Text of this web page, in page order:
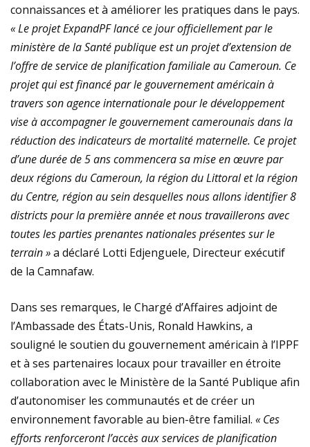
connaissances et à améliorer les pratiques dans le pays.
« Le projet ExpandPF lancé ce jour officiellement par le
ministère de la Santé publique est un projet d’extension de
l’offre de service de planification familiale au Cameroun. Ce
projet qui est financé par le gouvernement américain à
travers son agence internationale pour le développement
vise à accompagner le gouvernement camerounais dans la
réduction des indicateurs de mortalité maternelle. Ce projet
d’une durée de 5 ans commencera sa mise en œuvre par
deux régions du Cameroun, la région du Littoral et la région
du Centre, région au sein desquelles nous allons identifier 8
districts pour la première année et nous travaillerons avec
toutes les parties prenantes nationales présentes sur le
terrain »a déclaré Lotti Edjenguele, Directeur exécutif
de la Camnafaw.
Dans ses remarques, le Chargé d’Affaires adjoint de
l’Ambassade des États-Unis, Ronald Hawkins, a
souligné le soutien du gouvernement américain à l’IPPF
et à ses partenaires locaux pour travailler en étroite
collaboration avec le Ministère de la Santé Publique afin
d’autonomiser les communautés et de créer un
environnement favorable au bien-être familial. « Ces
efforts renforceront l’accès aux services de planification